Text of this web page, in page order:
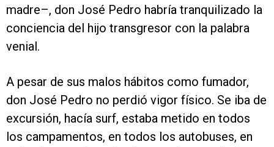
madre–, don José Pedro habría tranquilizado la
conciencia del hijo transgresor con la palabra
venial.
A pesar de sus malos hábitos como fumador,
don José Pedro no perdió vigor físico. Se iba de
excursión, hacía surf, estaba metido en todos
los campamentos, en todos los autobuses, en